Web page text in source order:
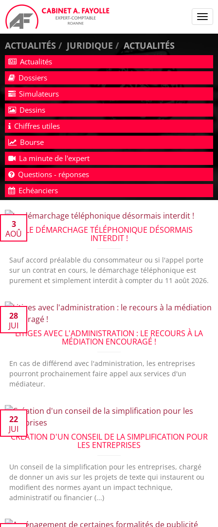
ACTUALITÉS JURIDIQUE ACTUALITÉS
Actualités
Dossiers
Simulateurs
Dessins
Chiffres utiles
Bourse
La minute de l'expert
Questions - réponses
Echéanciers
LE DÉMARCHAGE TÉLÉPHONIQUE DÉSORMAIS
INTERDIT !
3
AOÛ
Sauf accord préalable du consommateur ou si l'appel porte
sur un contrat en cours, le démarchage téléphonique est
purement et simplement interdit à compter du 11 août 2026.
LITIGES AVEC L'ADMINISTRATION : LE RECOURS À LA
MÉDIATION ENCOURAGÉ !
28
JUI
En cas de différend avec l'administration, les entreprises
pourront prochainement faire appel aux services d'un
médiateur.
CRÉATION D'UN CONSEIL DE LA SIMPLIFICATION POUR
LES ENTREPRISES
22
JUI
Un conseil de la simplification pour les entreprises, chargé
de donner un avis sur les projets de texte qui instaurent ou
modifient des normes ayant un impact technique,
administratif ou financier (...)